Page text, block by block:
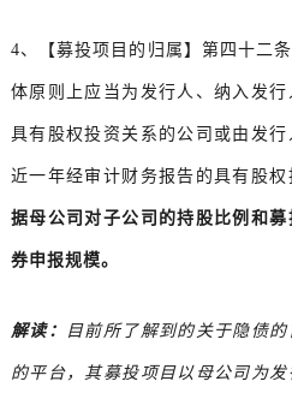
4、【募投项目的归属】第四十二
体原则上应当为发行人、纳入发
具有股权投资关系的公司或由发
近一年经审计财务报告的具有股权
据母公司对子公司的持股比例和
券申报规模。
解读： 目前所了解到的关于隐债
的平台，其募投项目以母公司为